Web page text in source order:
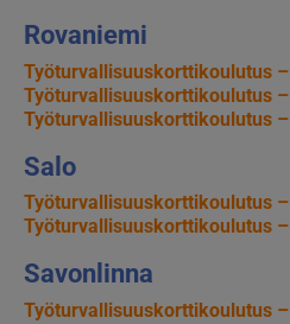
Rovaniemi
Työturvallisuuskorttikoulutus –
Työturvallisuuskorttikoulutus –
Työturvallisuuskorttikoulutus –
Salo
Työturvallisuuskorttikoulutus –
Työturvallisuuskorttikoulutus –
Savonlinna
Työturvallisuuskorttikoulutus –